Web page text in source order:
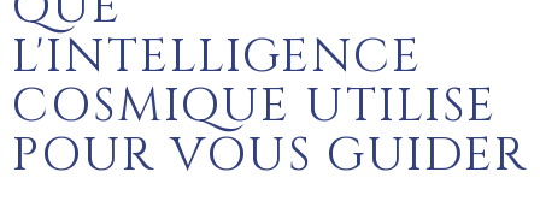
L'INTELLIGENCE
COSMIQUE UTILISE
POUR VOUS GUIDER